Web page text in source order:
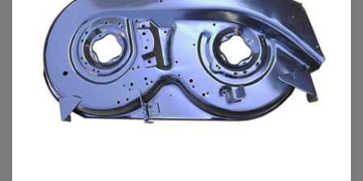
Accueil
Plateau de coupe
Plateau de coupe 96 cm 68304264CS pour Variolux V-RTS
- 135 96 T - 13AH77TF620 (2008)